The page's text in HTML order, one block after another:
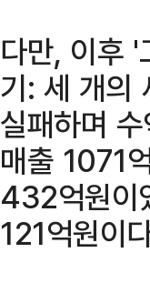
다만, 이후
기: 세 개의
실패하며
매출 1071
432억원이
121억원이